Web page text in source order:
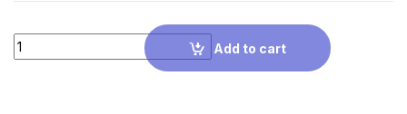
Quantity
Add to cart